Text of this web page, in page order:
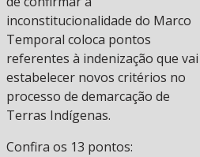
inconstitucionalidade do Marco
Temporal coloca pontos
referentes à indenização que vai
estabelecer novos critérios no
processo de demarcação de
Terras Indígenas.
Confira os 13 pontos: